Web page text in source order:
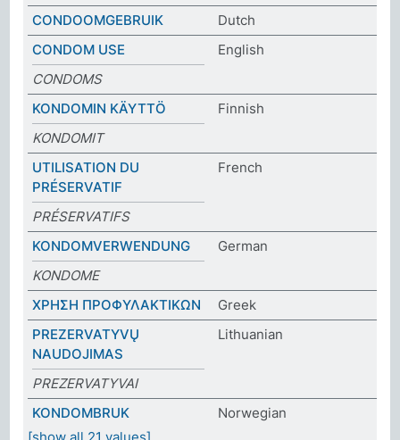
CONDOOMGEBRUIK
Dutch
CONDOM USE
English
CONDOMS
KONDOMIN KÄYTTÖ
Finnish
KONDOMIT
UTILISATION DU
PRÉSERVATIF
French
PRÉSERVATIFS
KONDOMVERWENDUNG
German
KONDOME
ΧΡΗΣΗ ΠΡΟΦΥΛΑΚΤΙΚΩΝ
Greek
PREZERVATYVŲ
NAUDOJIMAS
Lithuanian
PREZERVATYVAI
KONDOMBRUK
Norwegian
[show all 21 values]